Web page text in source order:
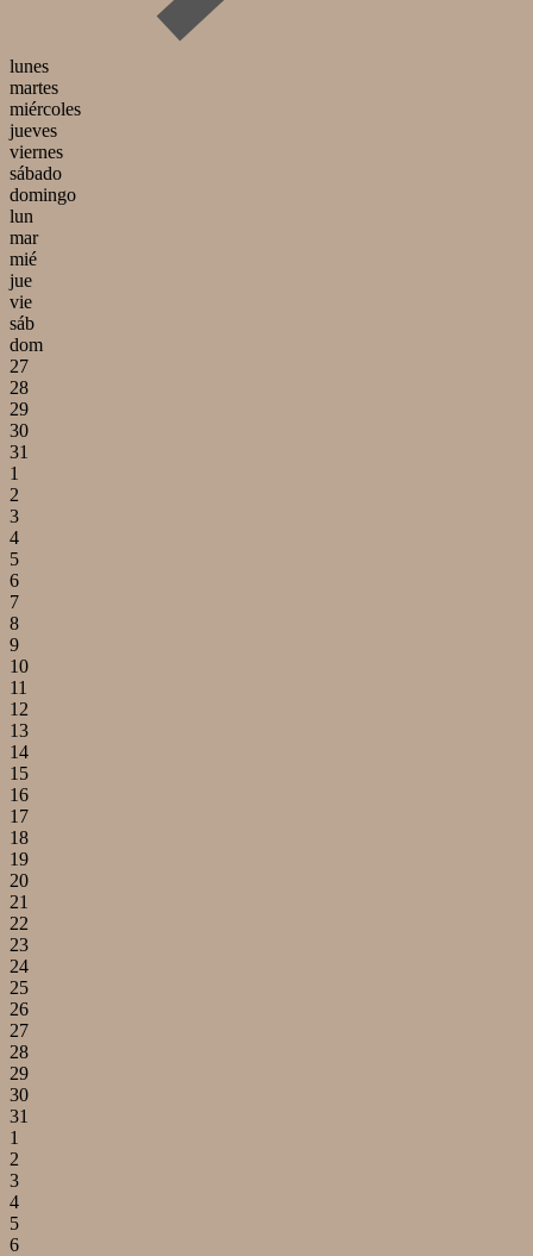
lunes
martes
miércoles
jueves
viernes
sábado
domingo
lun
mar
mié
jue
vie
sáb
dom
27
28
29
30
31
1
2
3
4
5
6
7
8
9
10
11
12
13
14
15
16
17
18
19
20
21
22
23
24
25
26
27
28
29
30
31
1
2
3
4
5
6